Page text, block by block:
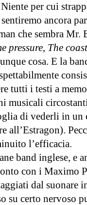
per cui
ancora
che sembra Mr.
pressure, The
cosa. E la
tutti i testi a
musicali
di vederli in
all’Estragon).
l’efficacia.
band inglese, e
con i Maximo
dal suonare
su certo nervoso